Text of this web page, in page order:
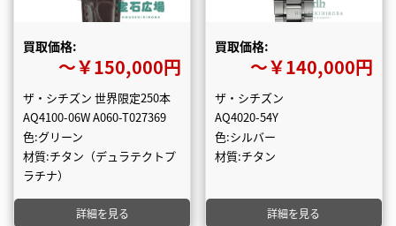
買取価格:
〜￥150,000円
ザ・シチズン 世界限定250本
AQ4100-06W A060-T027369
色:グリーン
材質:チタン（デュラテクトプ
ラチナ）
詳細を見る
買取価格:
〜￥140,000円
ザ・シチズン
AQ4020-54Y
色:シルバー
材質:チタン
詳細を見る